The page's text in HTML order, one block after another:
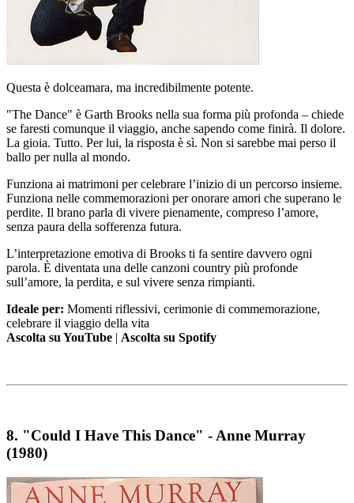
Questa è dolceamara, ma incredibilmente potente.
"The Dance" è Garth Brooks nella sua forma più profonda – chiede
se faresti comunque il viaggio, anche sapendo come finirà. Il dolore.
La gioia. Tutto. Per lui, la risposta è sì. Non si sarebbe mai perso il
ballo per nulla al mondo.
Funziona ai matrimoni per celebrare l’inizio di un percorso insieme.
Funziona nelle commemorazioni per onorare amori che superano le
perdite. Il brano parla di vivere pienamente, compreso l’amore,
senza paura della sofferenza futura.
L’interpretazione emotiva di Brooks ti fa sentire davvero ogni
parola. È diventata una delle canzoni country più profonde
sull’amore, la perdita, e sul vivere senza rimpianti.
Ideale per: Momenti riflessivi, cerimonie di commemorazione,
celebrare il viaggio della vita
Ascolta su YouTube | Ascolta su Spotify
8. "Could I Have This Dance" - Anne Murray
(1980)